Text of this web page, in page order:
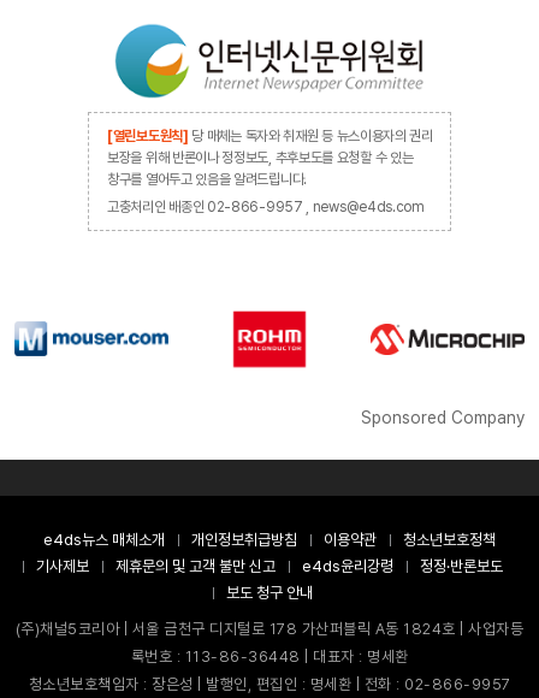
[열린보도원칙] 당 매체는 독자와 취재원 등 뉴스이용자의 권리
보장을 위해 반론이나 정정보도, 추후보도를 요청할 수 있는
창구를 열어두고 있음을 알려드립니다.
고충처리인 배종인 02-866-9957 , news@e4ds.com
Sponsored Company
e4ds뉴스 매체소개 개인정보취급방침 이용약관
청소년보호정책
기사제보
제휴문의 및 고객 불만 신고 e4ds윤리강령
정정·반론보도
보도 청구 안내
(주)채널5코리아 | 서울 금천구 디지털로 178 가산퍼블릭 A동 1824호 | 사업자등
록번호 : 113-86-36448 | 대표자 : 명세환
청소년보호책임자 : 장은성 | 발행인, 편집인 : 명세환 | 전화 : 02-866-9957